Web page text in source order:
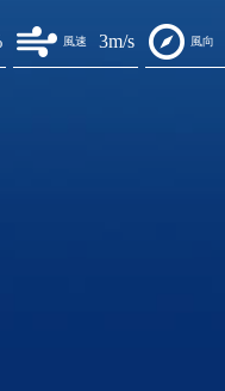
風速 3m/s 風向